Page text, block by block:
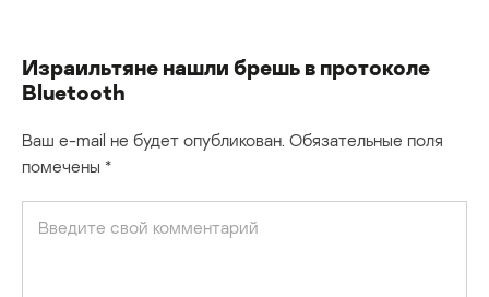
Израильтяне нашли брешь в протоколе
Bluetooth
Ваш e-mail не будет опубликован. Обязательные поля
помечены *